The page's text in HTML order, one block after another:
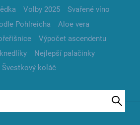
Volby 2025
Svařené víno
Pohlreicha
Aloe vera
Výpočet ascendentu
Nejlepší palačinky
Švestkový koláč